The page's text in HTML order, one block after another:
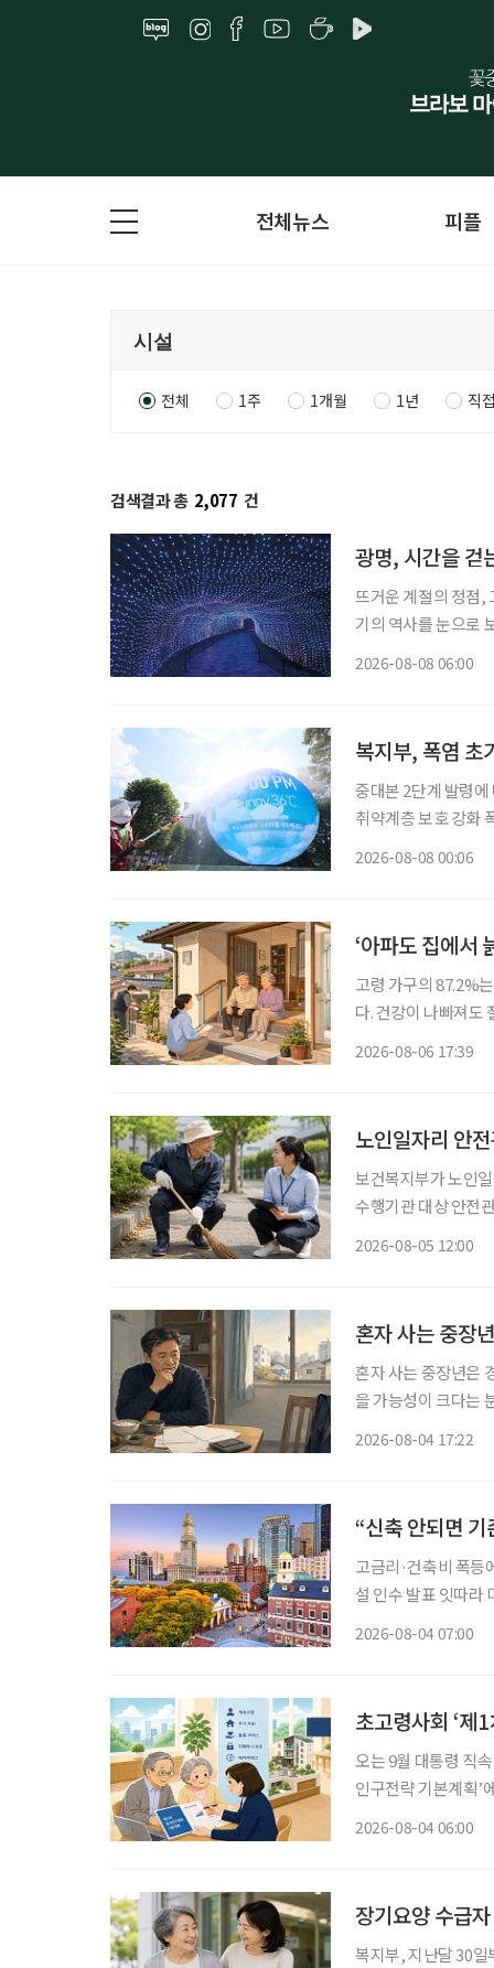
전체뉴스 피플
전체 1주 1개월 1년 직
검색결과 총 2,077 건
광명, 시간을 걷
뜨거운 계절의 정점,
기의 역사를 눈으로
2026-08-08 06:00
복지부, 폭염 초
중대본 2단계 발령
취약계층 보호 강화 폭염
2026-08-08 00:06
‘아파도 집에서
고령 가구의 87.2%
다. 건강이 나빠져도
2026-08-06 17:39
노인일자리 안
보건복지부가 노인
수행기관 대상 안전
2026-08-05 12:00
혼자 사는 중장
혼자 사는 중장년은
을 가능성이 크다는
2026-08-04 17:22
“신축 안되면
고금리·건축비 폭등에 신규 개발 ‘스톱’ 입주율
설 인수 발표 잇따라 미국 고령자 주거시설 시장에 지각변동이 나타나고 있다. 고령화로 입주
2026-08-04 07:00
초고령사회 ‘제
오는 9월 대통령 직
인구전략 기본계획’에 관심이 모이고 있다.
2026-08-04 06:00
장기요양 수급
복지부, 지난달 30일